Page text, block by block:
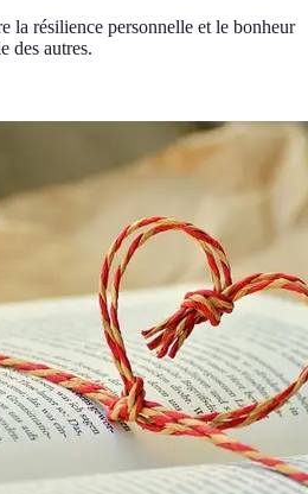
la résilience personnelle et le bonheur
des autres.